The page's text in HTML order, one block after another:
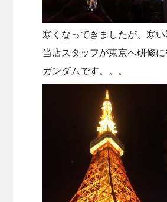
寒くなってきましたが、寒
当店スタッフが東京へ研修
ガンダムです。。。